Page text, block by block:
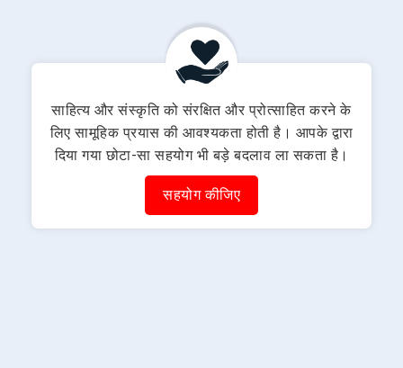
साहित्य और संस्कृति को संरक्षित और प्रोत्साहित करने के
लिए सामूहिक प्रयास की आवश्यकता होती है। आपके द्वारा
दिया गया छोटा-सा सहयोग भी बड़े बदलाव ला सकता है।
सहयोग कीजिए